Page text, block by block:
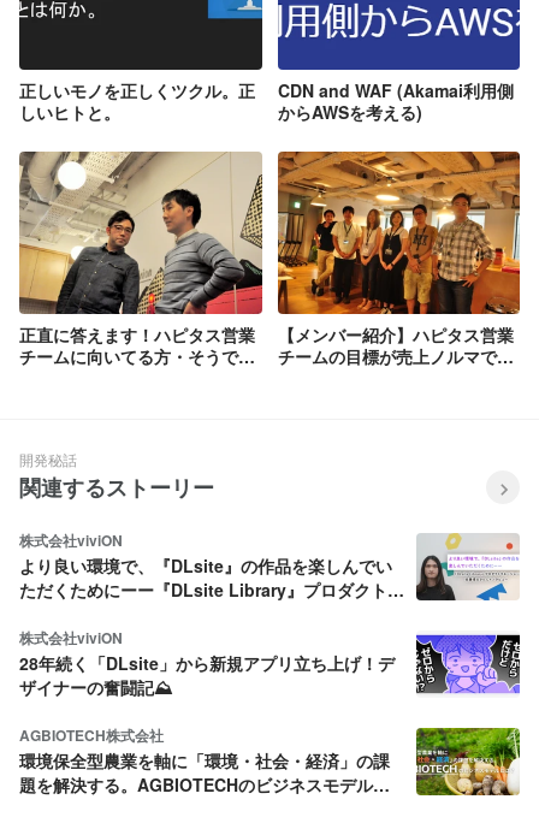
正しいモノを正しくツクル。正
しいヒトと。
CDN and WAF (Akamai利用側
からAWSを考える)
正直に答えます！ハピタス営業
チームに向いてる方・そうでな
【メンバー紹介】ハピタス営業
チームの目標が売上ノルマでは
開発秘話
関連するストーリー
株式会社viviON
より良い環境で、『DLsite』の作品を楽しんでい
ただくためにーー『DLsite Library』プロダクトマ
株式会社viviON
28年続く「DLsite」から新規アプリ立ち上げ！デ
ザイナーの奮闘記⛰️
AGBIOTECH株式会社
環境保全型農業を軸に「環境・社会・経済」の課
題を解決する。AGBIOTECHのビジネスモデルと